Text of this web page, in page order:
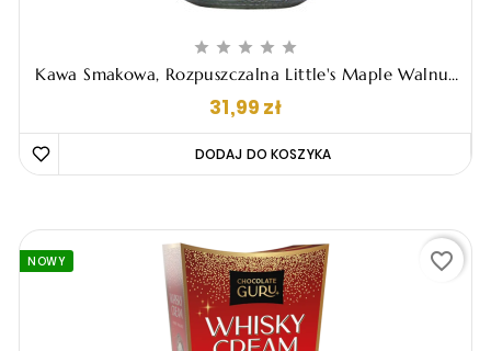
    
Kawa Smakowa, Rozpuszczalna Little's Maple Walnut
31,99 złCena
NOWY favorite_border